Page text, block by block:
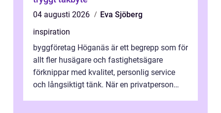
04 augusti 2026
Eva Sjöberg
inspiration
byggföretag Höganäs är ett begrepp som för
allt fler husägare och fastighetsägare
förknippar med kvalitet, personlig service
och långsiktigt tänk. När en privatperson